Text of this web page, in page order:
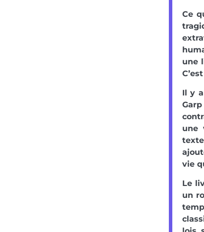
Ce
une
Il y
une
vie
Le
un